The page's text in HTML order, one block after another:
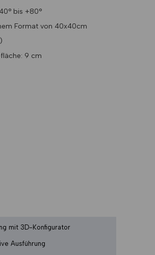
bis +80°
Format von 40x40cm
9 cm
mit 3D-Konfigurator
Ausführung